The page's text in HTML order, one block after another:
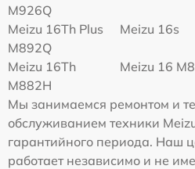
M926Q
Meizu 16Th Plus
M892Q
Meizu 16s
Meizu 16Th
M882H
Meizu 16
Мы занимаемся ремонтом и
обслуживанием техники
гарантийного периода. Наш
работает независимо и не